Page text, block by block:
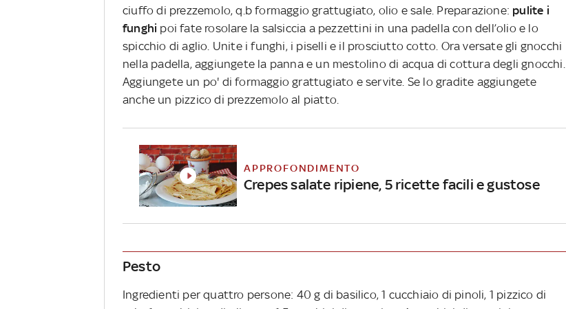
ciuffo di prezzemolo, q.b formaggio grattugiato, olio e sale. Preparazione: pulite i
funghi poi fate rosolare la salsiccia a pezzettini in una padella con dell’olio e lo
spicchio di aglio. Unite i funghi, i piselli e il prosciutto cotto. Ora versate gli gnocchi
nella padella, aggiungete la panna e un mestolino di acqua di cottura degli gnocchi.
Aggiungete un po' di formaggio grattugiato e servite. Se lo gradite aggiungete
anche un pizzico di prezzemolo al piatto.
APPROFONDIMENTO
Crepes salate ripiene, 5 ricette facili e gustose
Pesto
Ingredienti per quattro persone: 40 g di basilico, 1 cucchiaio di pinoli, 1 pizzico di